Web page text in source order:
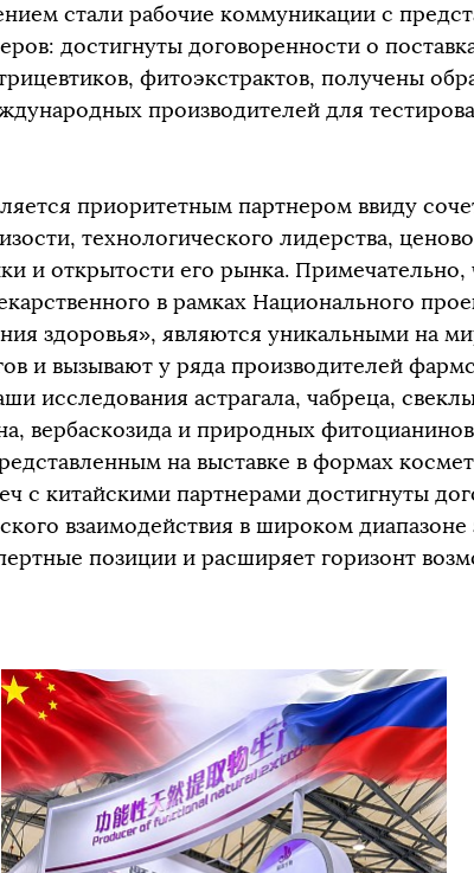
стали рабочие коммуникации с
достигнуты договоренности о
фитоэкстрактов, получены
производителей для
приоритетным партнером ввиду
технологического лидерства,
и открытости его рынка.
в рамках Национального
здоровья», являются уникальными на
и вызывают у ряда производителей
исследования астрагала, чабреца,
вербаскозида и природных
на выставке в формах
с китайскими партнерами достигнуты
взаимодействия в широком диапазоне
позиции и расширяет горизонт